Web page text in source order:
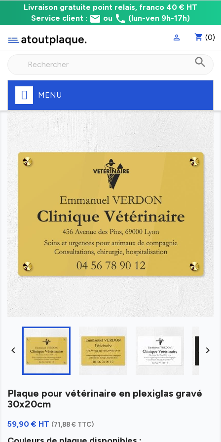
Livraison gratuite point relais, franco 40 € HT
Service client : email ou phone (lun-ven 9h-17h)
Livraison
relais,
franco
Fabrication
express
shopping_cart (0)

search
MENU
 
Plaque pour vétérinaire en plexiglas gravé
30x20cm
59,90 € HT (71,88 € TTC)